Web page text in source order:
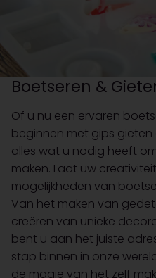
Boetseren &
Of u nu een ervaren
beginnen met gips gieten
alles wat u nodig heeft
maken. Laat uw
mogelijkheden van
Van het maken van
creëren van unieke
bent u aan het juiste
stap binnen in onze
de magie van het zelf